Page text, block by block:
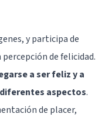
y participa de
de felicidad.
a ser feliz y a
aspectos.
de placer,